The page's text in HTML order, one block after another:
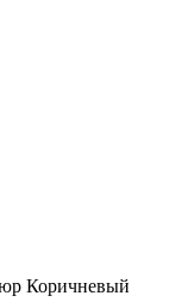
Коричневый